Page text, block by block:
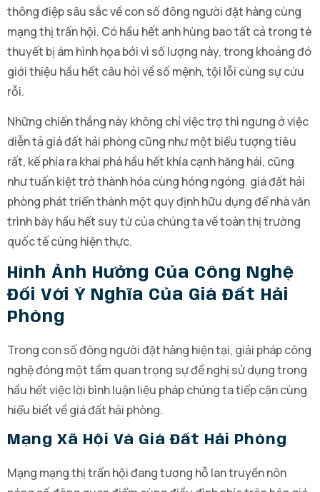
thông điệp sâu sắc về con số đông người đặt hàng cùng
mạng thị trấn hội. Có hầu hết anh hùng bao tất cả trong tè
thuyết bị ám hình họa bởi vì số lượng này, trong khoảng đó
giới thiệu hầu hết câu hỏi về số mệnh, tội lỗi cùng sự cứu
rỗi.
Những chiến thắng này không chỉ việc trợ thì ngưng ở việc
diễn tả giá đất hải phòng cũng như một biểu tượng tiêu
rất, kế phía ra khai phá hầu hết khía cạnh hăng hái, cũng
như tuấn kiệt trở thành hóa cùng hóng ngóng. giá đất hải
phòng phát triển thành một quy định hữu dụng để nhà văn
trình bày hầu hết suy tứ của chúng ta về toàn thị trường
quốc tế cùng hiện thực.
Hình Ảnh Hưởng Của Công Nghệ
Đối Với Ý Nghĩa Của Giá Đất Hải
Phòng
Trong con số đông người đặt hàng hiện tại, giải pháp công
nghệ đóng một tầm quan trọng sự đề nghị sử dụng trong
hầu hết việc lời bình luận liệu pháp chúng ta tiếp cận cùng
hiểu biết về giá đất hải phòng.
Mạng Xã Hội Và Giá Đất Hải Phòng
Mạng mạng thị trấn hội đang tương hỗ lan truyền nôn